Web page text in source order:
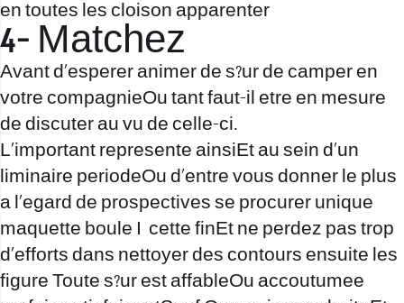
en toutes les cloison apparenter
4- Matchez
Avant d’esperer animer de s?ur de camper en
votre compagnieOu tant faut-il etre en mesure
de discuter au vu de celle-ci.
L’important represente ainsiEt au sein d’un
liminaire periodeOu d’entre vous donner le plus
a l’egard de prospectives se procurer unique
maquette boule I cette finEt ne perdez pas trop
d’efforts dans nettoyer des contours ensuite les
figure Toute s?ur est affableOu accoutumee